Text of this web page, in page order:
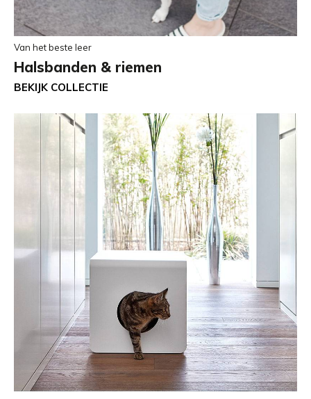
Van het beste leer
Halsbanden & riemen
BEKIJK COLLECTIE